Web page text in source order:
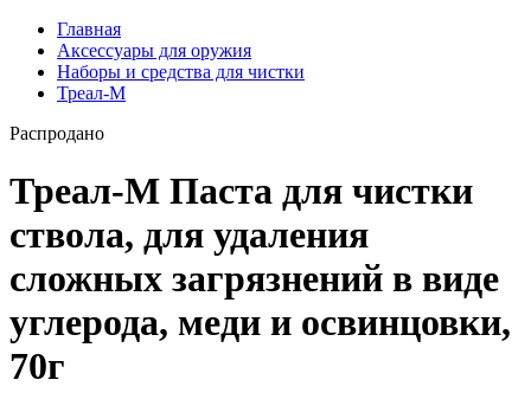
Главная
Аксессуары для оружия
Наборы и средства для чистки
Треал-М
Распродано
Треал-М Паста для чистки
ствола, для удаления
сложных загрязнений в виде
углерода, меди и освинцовки,
70г